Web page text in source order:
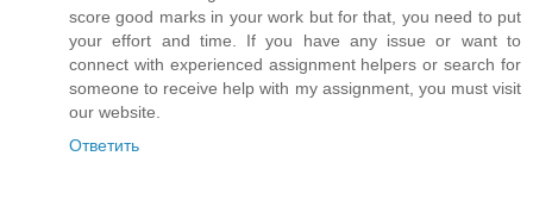
score good marks in your work but for that, you need to put
your effort and time. If you have any issue or want to
connect with experienced assignment helpers or search for
someone to receive help with my assignment, you must visit
our website.
Ответить